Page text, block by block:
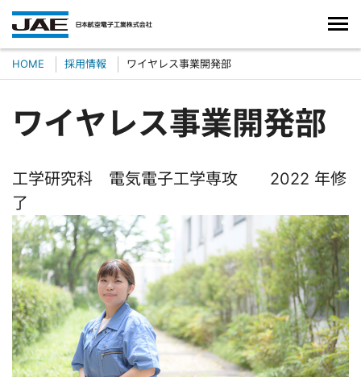
HOME 採用情報 ワイヤレス事業開発部
ワイヤレス事業開発部
工学研究科 電気電子工学専攻 2022 年修
了